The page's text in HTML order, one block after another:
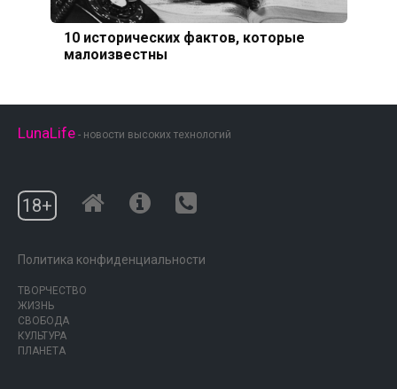
10 исторических фактов, которые
малоизвестны
LunaLife - новости высоких технологий
18+
Политика конфиденциальности
ТВОРЧЕСТВО
ЖИЗНЬ
СВОБОДА
КУЛЬТУРА
ПЛАНЕТА